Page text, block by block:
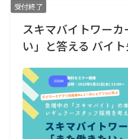
受付終了
スキマバイトワー
い」と答える バイ